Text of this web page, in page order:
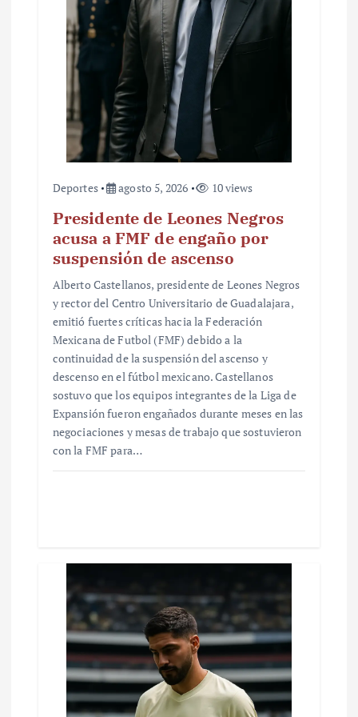
Deportes agosto 5, 2026 10 views
Presidente de Leones Negros
acusa a FMF de engaño por
suspensión de ascenso
Alberto Castellanos, presidente de Leones Negros
y rector del Centro Universitario de Guadalajara,
emitió fuertes críticas hacia la Federación
Mexicana de Futbol (FMF) debido a la
continuidad de la suspensión del ascenso y
descenso en el fútbol mexicano. Castellanos
sostuvo que los equipos integrantes de la Liga de
Expansión fueron engañados durante meses en las
negociaciones y mesas de trabajo que sostuvieron
con la FMF para…